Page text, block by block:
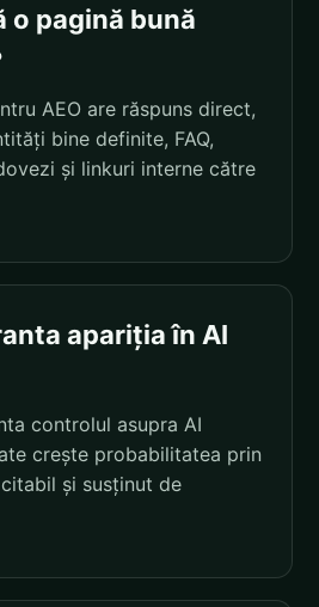
o pagină bună
AEO are răspuns direct,
bine definite, FAQ,
și linkuri interne către
apariția în AI
controlul asupra AI
crește probabilitatea prin
și susținut de